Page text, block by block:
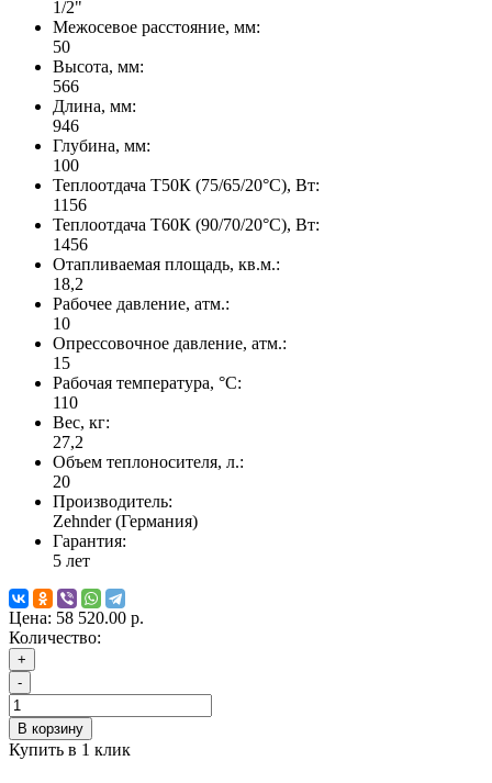
1/2"
Межосевое расстояние, мм:
50
Высота, мм:
566
Длина, мм:
946
Глубина, мм:
100
Теплоотдача Т50К (75/65/20°C), Вт:
1156
Теплоотдача Т60К (90/70/20°C), Вт:
1456
Отапливаемая площадь, кв.м.:
18,2
Рабочее давление, атм.:
10
Опрессовочное давление, атм.:
15
Рабочая температура, °C:
110
Вес, кг:
27,2
Объем теплоносителя, л.:
20
Производитель:
Zehnder (Германия)
Гарантия:
5 лет
Цена: 58 520.00 р.
Количество:
+
-
В корзину
Купить в 1 клик